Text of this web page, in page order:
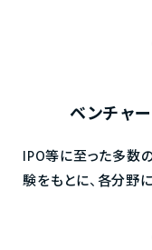
ベンチャー
IPO等に至った多数
験をもとに、各分野